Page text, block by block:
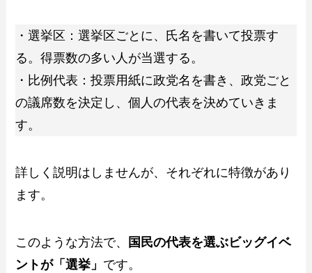
・選挙区：選挙区ごとに、氏名を書いて投票す
る。得票数の多い人が当選する。
・比例代表：投票用紙に政党名を書き、政党ごと
の議席数を決定し、個人の代表を決めていきま
す。
詳しく説明はしませんが、それぞれに特徴があり
ます。
このような方法で、
国民の代表を選ぶビッグイベ
ントが「選挙」 です。